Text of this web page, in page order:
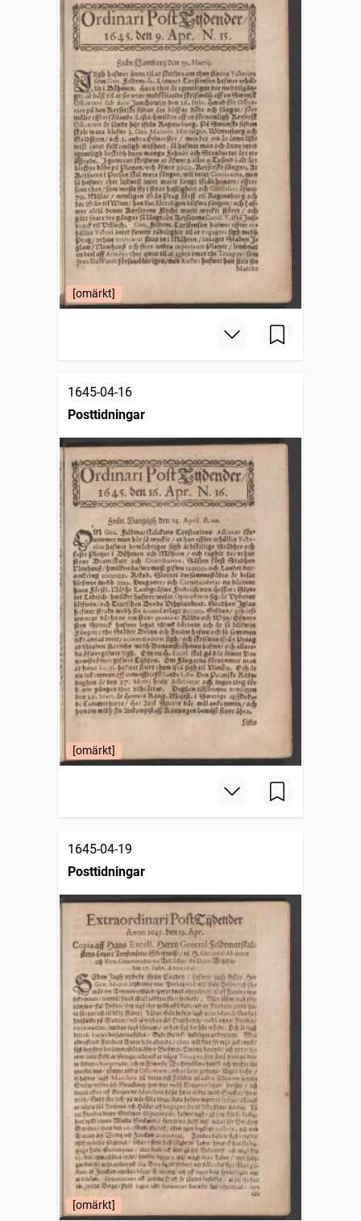
[omärkt]
1645-04-16
Posttidningar
[omärkt]
1645-04-19
Posttidningar
[omärkt]